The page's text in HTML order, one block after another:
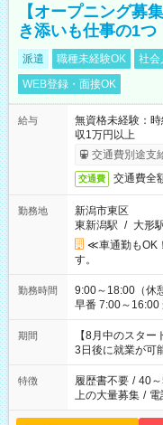
【オープニング募
き添いも仕事の1つ
派遣 職種未経験OK 社会
WEB登録・面接OK
給与
無資格未経験：
収1万円以上
交通費別途支
交通費 交通費全
勤務地
新潟市東区
東新潟駅 / 大形
≪車通勤もOK
す。
勤務時間
9:00～18:00（休憩60分） ■ご希望があれ
早番 7:00～16:00
と休みを合わせ
「できれば残業
ね。 ※Wワーク希望の方へ 今ご覧のお仕事で希望する勤務時間
と、もう1つのお
合は応募できま
期間
【8月中のスタ
3日後に就業が可
特徴 履歴書不要 / 40
上の大量募集 / 電